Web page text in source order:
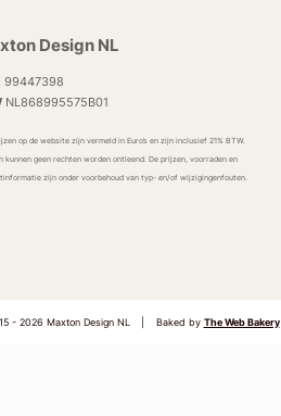
Design NL
99447398
NL868995575B01
op de website zijn vermeld in Euro’s en zijn inclusief 21% BTW.
kunnen geen rechten worden ontleend. De prijzen, voorraden en
zijn onder voorbehoud van typ- en/of wijzigingenfouten.
- 2026 Maxton Design NL Baked by The Web Bakery